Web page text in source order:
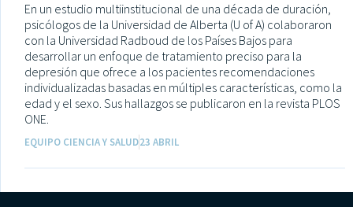
En un estudio multiinstitucional de una década de duración,
psicólogos de la Universidad de Alberta (U of A) colaboraron
con la Universidad Radboud de los Países Bajos para
desarrollar un enfoque de tratamiento preciso para la
depresión que ofrece a los pacientes recomendaciones
individualizadas basadas en múltiples características, como la
edad y el sexo. Sus hallazgos se publicaron en la revista PLOS
ONE.
EQUIPO CIENCIA Y SALUD23 ABRIL